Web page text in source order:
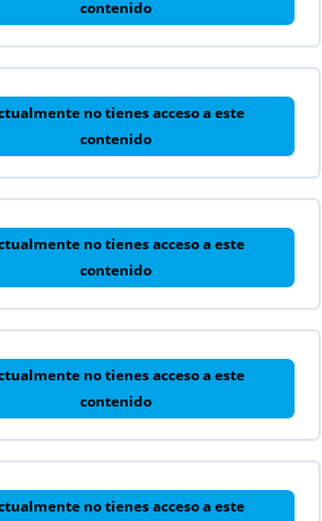
contenido
no tienes acceso a este
contenido
no tienes acceso a este
contenido
no tienes acceso a este
contenido
no tienes acceso a este